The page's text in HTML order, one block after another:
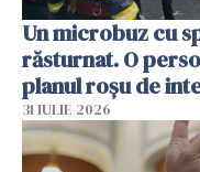
Un microbuz cu
răsturnat. O
planul roșu de
31 IULIE 2026